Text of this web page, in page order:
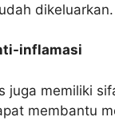
dikeluarkan.
inflamasi
juga memiliki
membantu